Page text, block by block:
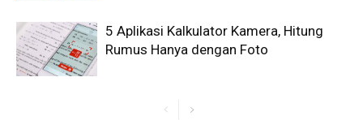
5 Aplikasi Kalkulator Kamera, Hitung
Rumus Hanya dengan Foto